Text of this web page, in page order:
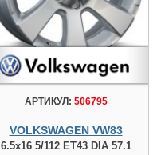
АРТИКУЛ: 506795
VOLKSWAGEN VW83
6.5x16 5/112 ET43 DIA 57.1